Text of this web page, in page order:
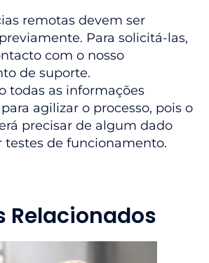
remotas devem ser
Para solicitá-las,
com o nosso
de suporte.
todas as informações
agilizar o processo, pois o
precisar de algum dado
testes de funcionamento.
Relacionados